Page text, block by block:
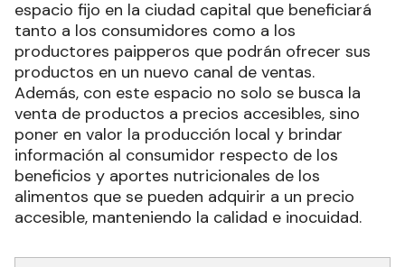
espacio fijo en la ciudad capital que beneficiará
tanto a los consumidores como a los
productores paipperos que podrán ofrecer sus
productos en un nuevo canal de ventas.
Además, con este espacio no solo se busca la
venta de productos a precios accesibles, sino
poner en valor la producción local y brindar
información al consumidor respecto de los
beneficios y aportes nutricionales de los
alimentos que se pueden adquirir a un precio
accesible, manteniendo la calidad e inocuidad.